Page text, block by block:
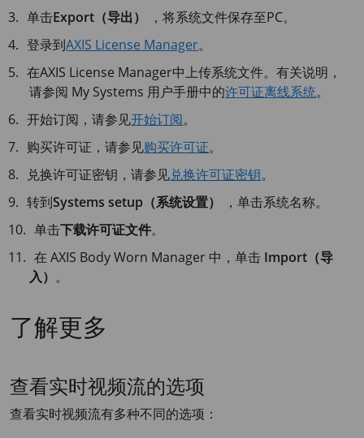
单击Export（导出）
，将系统文件保存至PC。
登录到AXIS License Manager。
在AXIS License Manager中上传系统文件。有关说明，
请参阅 My Systems 用户手册中的许可证离线系统。
开始订阅，请参见开始订阅。
购买许可证，请参见购买许可证。
兑换许可证密钥，请参见兑换许可证密钥。
转到Systems setup（系统设置）
，单击系统名称。
单击下载许可证文件。
在AXIS BodyWorn Manager 中，单击 Import（导
入） 。
了解更多
查看实时视频流的选项
查看实时视频流有多种不同的选项：